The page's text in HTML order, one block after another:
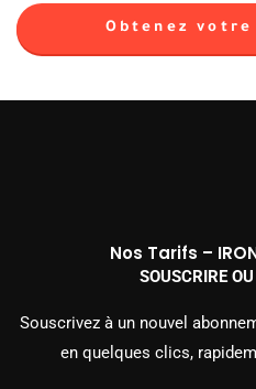
Obtenez votre
Nos Tarifs –
SOUSCRIRE
Souscrivez à un nouvel
en quelques clics,